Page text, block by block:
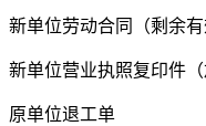
新单位劳动合同（剩余有
新单位营业执照复印件（
原单位退工单